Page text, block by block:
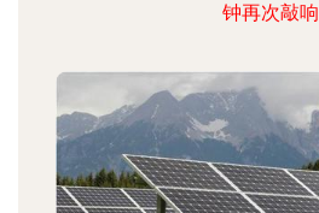
钟再次敲响